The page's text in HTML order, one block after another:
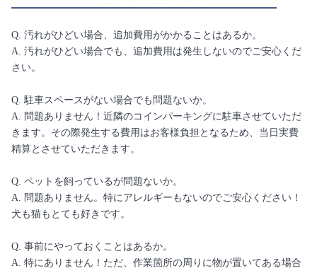
Q. 汚れがひどい場合、追加費用がかかることはあるか。
A. 汚れがひどい場合でも、追加費用は発生しないのでご安心くだ
さい。
Q. 駐車スペースがない場合でも問題ないか。
A. 問題ありません！近隣のコインパーキングに駐車させていただ
きます。その際発生する費用はお客様負担となるため、当日実費
精算とさせていただきます。
Q. ペットを飼っているが問題ないか。
A. 問題ありません。特にアレルギーもないのでご安心ください！
犬も猫もとても好きです。
Q. 事前にやっておくことはあるか。
A. 特にありません！ただ、作業箇所の周りに物が置いてある場合